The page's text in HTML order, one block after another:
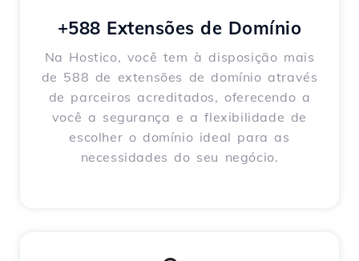
+588 Extensões de Domínio
Na Hostico, você tem à disposição mais
de 588 de extensões de domínio através
de parceiros acreditados, oferecendo a
você a segurança e a flexibilidade de
escolher o domínio ideal para as
necessidades do seu negócio.